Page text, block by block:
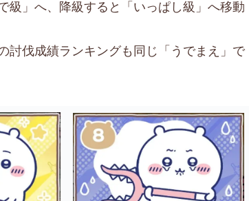
級」へ、降級すると「いっぱし級」へ移動
討伐成績ランキングも同じ「うでまえ」で